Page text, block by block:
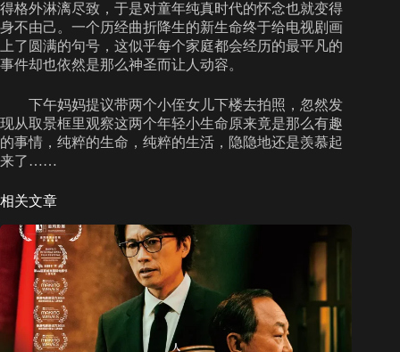
得格外淋漓尽致，于是对童年纯真时代的怀念也就变得
身不由己。一个历经曲折降生的新生命终于给电视剧画
上了圆满的句号，这似乎每个家庭都会经历的最平凡的
事件却也依然是那么神圣而让人动容。
下午妈妈提议带两个小侄女儿下楼去拍照，忽然发
现从取景框里观察这两个年轻小生命原来竟是那么有趣
的事情，纯粹的生命，纯粹的生活，隐隐地还是羡慕起
来了……
相关文章